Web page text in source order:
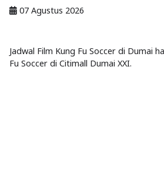
07 Agustus 2026
Jadwal Film Kung Fu Soccer di Dumai
Fu Soccer di Citimall Dumai XXI.